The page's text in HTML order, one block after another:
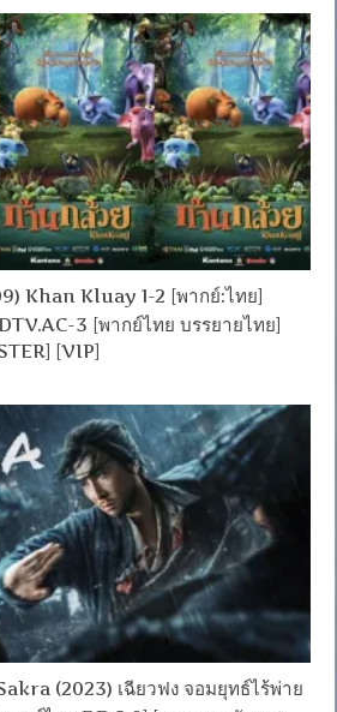
Khan Kluay 1-2 [พากย์:ไทย]
3 [พากย์ไทย บรรยายไทย]
[VIP]
(2023) เฉียวฟง จอมยุทธ์ไร้พ่าย